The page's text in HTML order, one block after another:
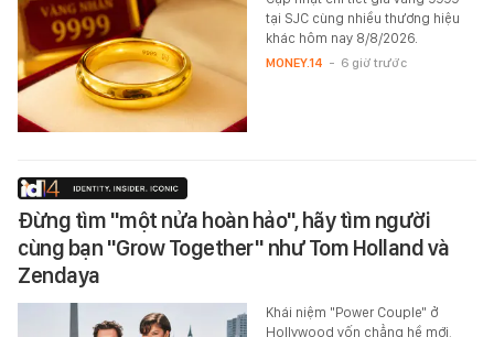
tại SJC cùng nhiều thương hiệu
khác hôm nay 8/8/2026.
MONEY.14 - 6 giờ trước
Đừng tìm "một nửa hoàn hảo", hãy tìm người
cùng bạn "Grow Together" như Tom Holland và
Zendaya
Khái niệm "Power Couple" ở
Hollywood vốn chẳng hề mới,